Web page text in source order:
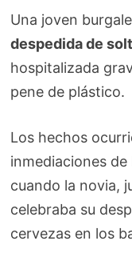
Una joven
despedida de
hospitalizada
pene de plástico.
Los hechos
inmediaciones de
cuando la novia,
celebraba su
cervezas en los